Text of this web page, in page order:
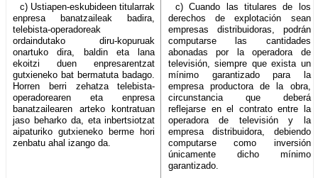
c) Ustiapen-eskubideen titularrak
enpresa banatzaileak badira,
telebista-operadoreak
ordaindutako diru-kopuruak
onartuko dira, baldin eta lana
ekoitzi duen enpresarentzat
gutxieneko bat bermatuta badago.
Horren berri zehatza telebista-
operadorearen eta enpresa
banatzailearen arteko kontratuan
jaso beharko da, eta inbertsiotzat
aipaturiko gutxieneko berme hori
zenbatu ahal izango da.
c) Cuando las titulares de los
derechos de explotación sean
empresas distribuidoras, podrán
computarse las cantidades
abonadas por la operadora de
televisión, siempre que exista un
mínimo garantizado para la
empresa productora de la obra,
circunstancia que deberá
reflejarse en el contrato entre la
operadora de televisión y la
empresa distribuidora, debiendo
computarse como inversión
únicamente dicho mínimo
garantizado.